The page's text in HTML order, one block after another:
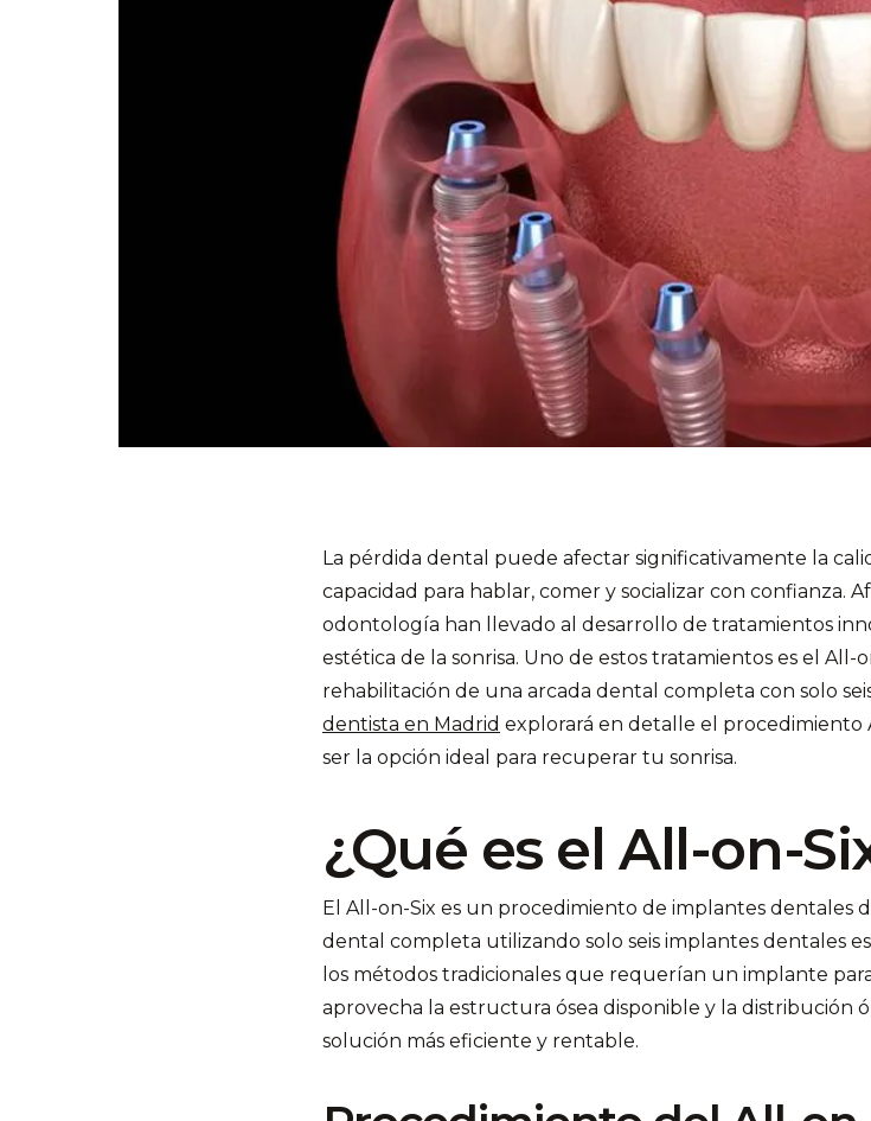
La pérdida dental puede afectar significativamente la
capacidad para hablar, comer y socializar con confianza.
odontología han llevado al desarrollo de tratamientos
estética de la sonrisa. Uno de estos tratamientos es el
rehabilitación de una arcada dental completa con solo
dentista en Madrid explorará en detalle el procedimiento
ser la opción ideal para recuperar tu sonrisa.
¿Qué es el All-on-
El All-on-Six es un procedimiento de implantes dentales
dental completa utilizando solo seis implantes dentales
los métodos tradicionales que requerían un implante
aprovecha la estructura ósea disponible y la distribución
solución más eficiente y rentable.